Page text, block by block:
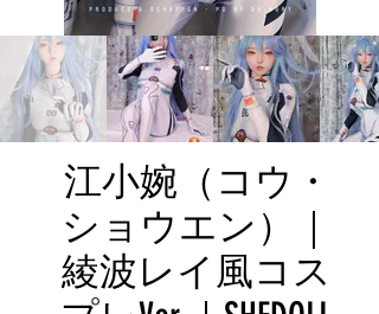
江小婉（コウ・
ショウエン）｜
綾波レイ風コス